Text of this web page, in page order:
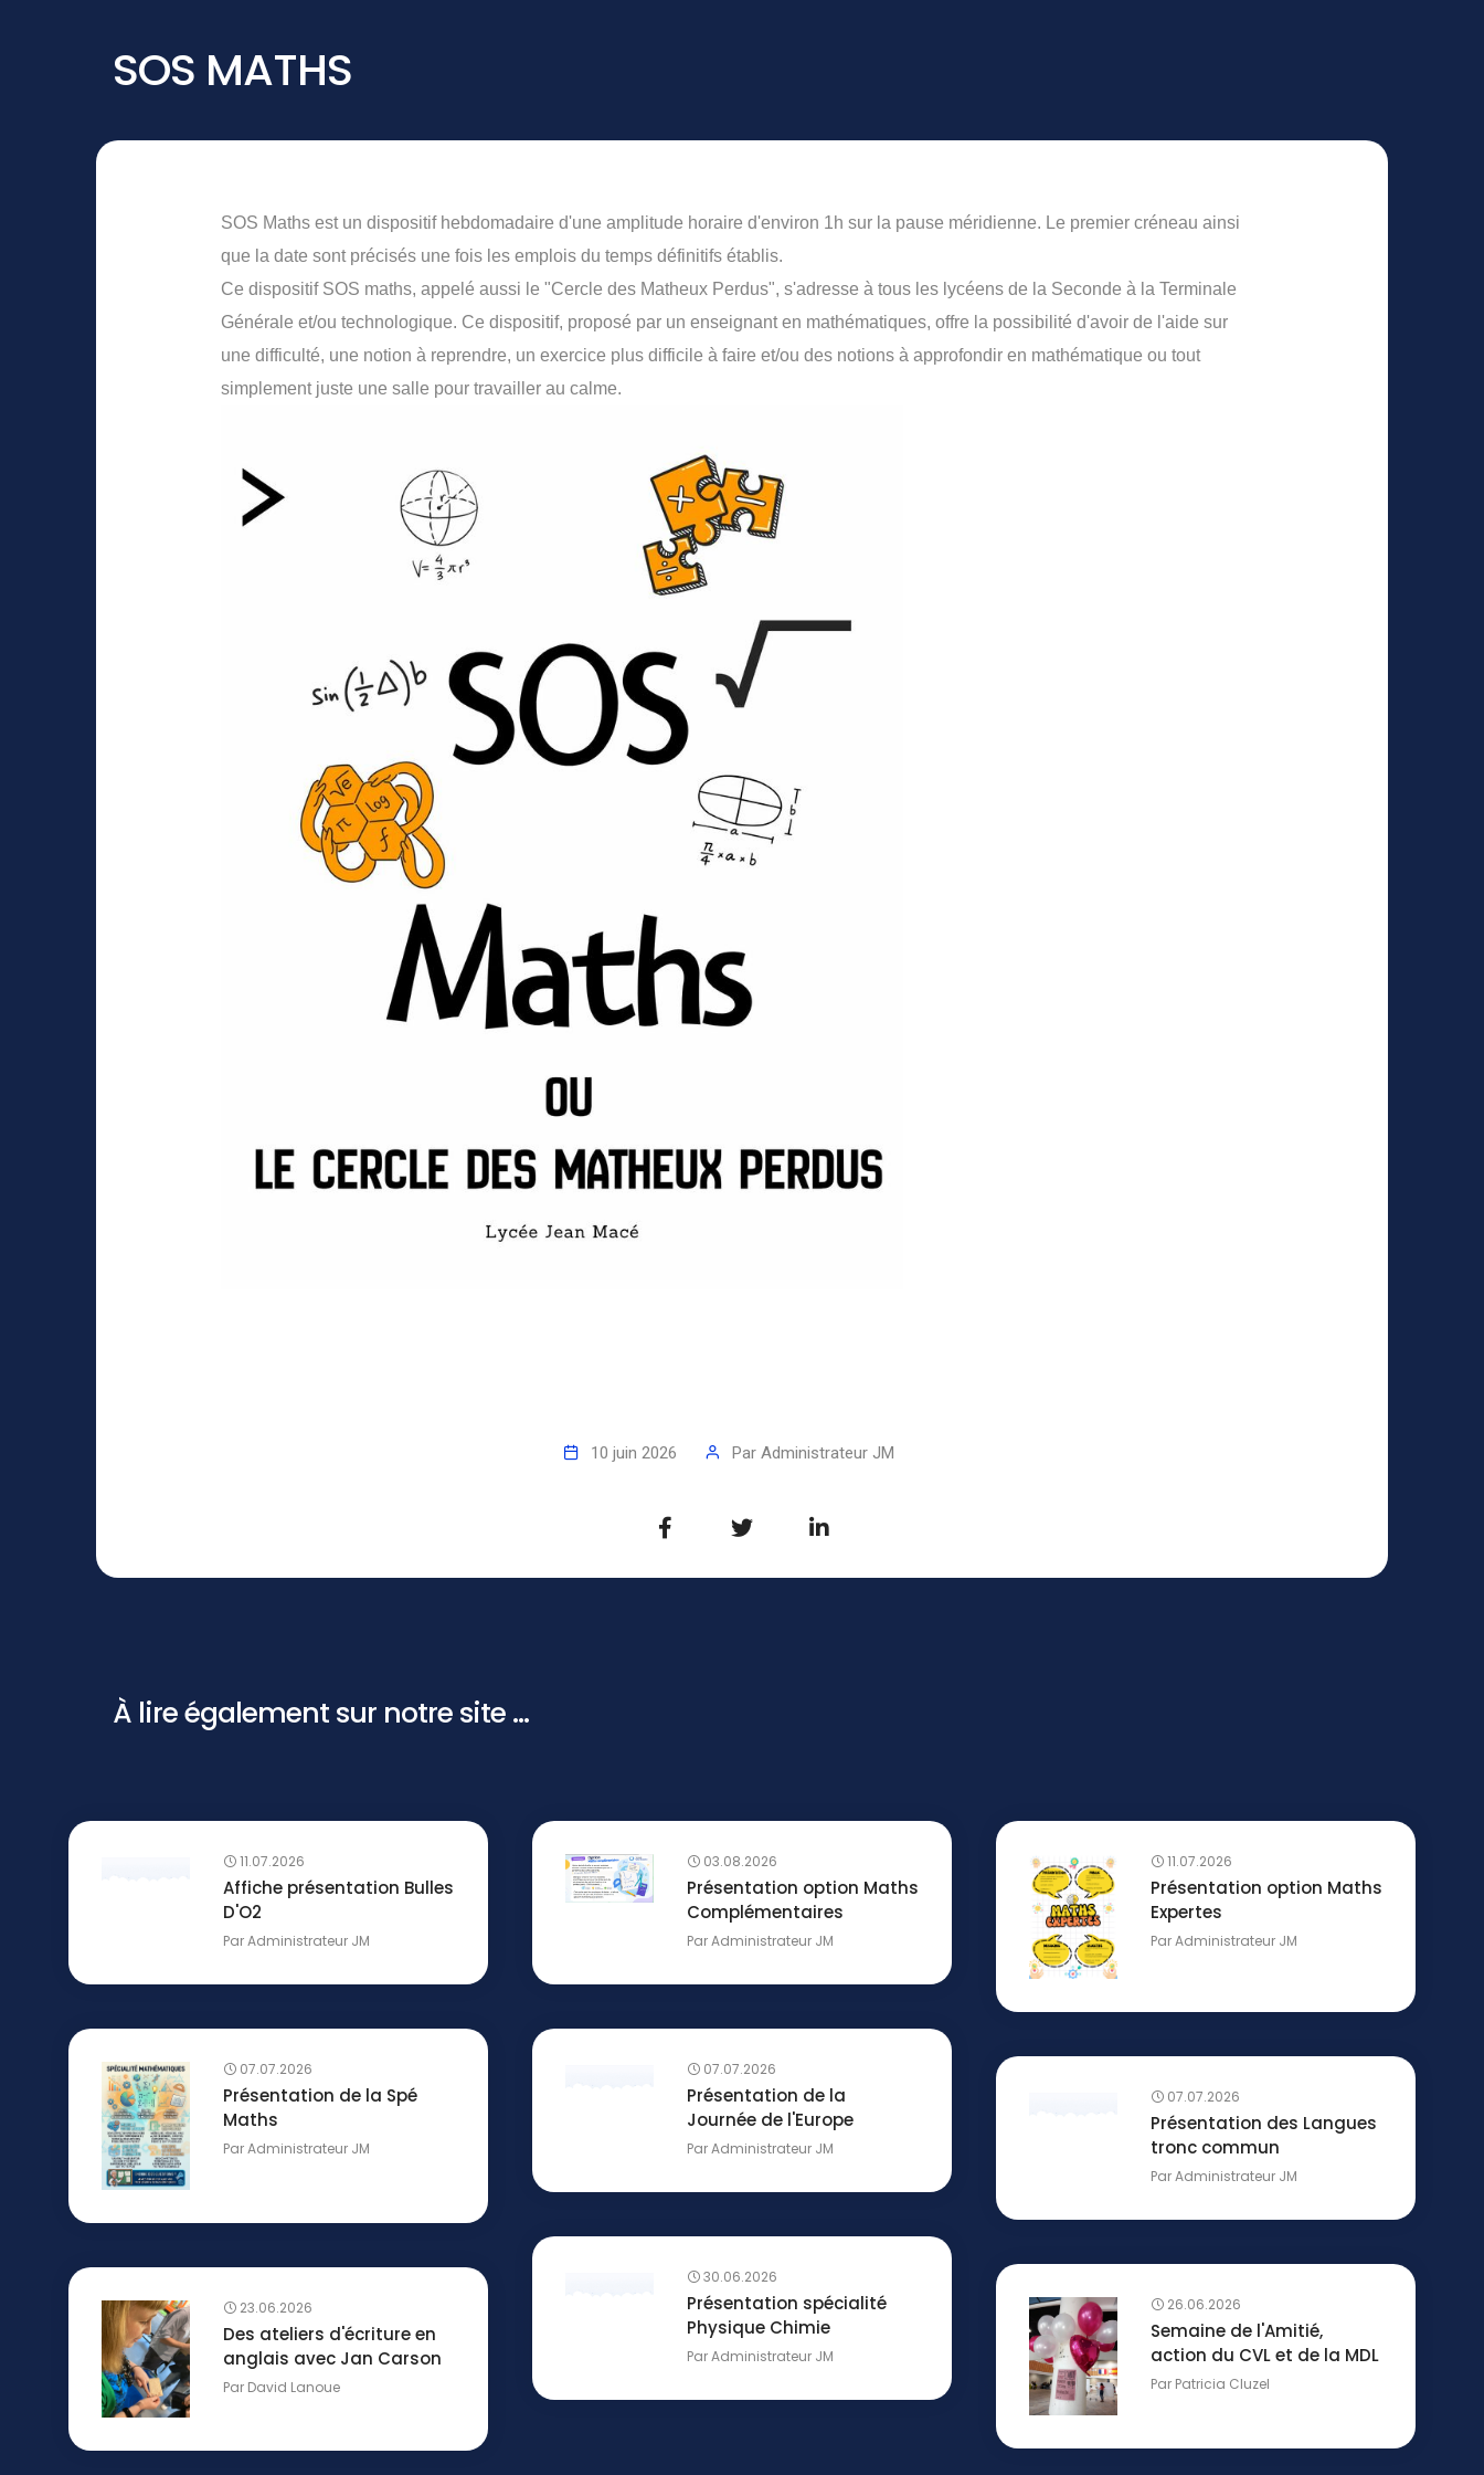
SOS MATHS
SOS Maths est un dispositif hebdomadaire d'une amplitude horaire d'environ 1h sur la pause méridienne. Le premier créneau ainsi
que la date sont précisés une fois les emplois du temps définitifs établis.
Ce dispositif SOS maths, appelé aussi le "Cercle des Matheux Perdus", s'adresse à tous les lycéens de la Seconde à la Terminale
Générale et/ou technologique. Ce dispositif, proposé par un enseignant en mathématiques, offre la possibilité d'avoir de l'aide sur
une difficulté, une notion à reprendre, un exercice plus difficile à faire et/ou des notions à approfondir en mathématique ou tout
simplement juste une salle pour travailler au calme.
10 juin 2026 Par Administrateur JM
À lire également sur notre site ...
11.07.2026
Affiche présentation Bulles
D'O2
ParAdministrateur JM
03.08.2026
Présentation option Maths
Complémentaires
ParAdministrateur JM
11.07.2026
Présentation option Maths
Expertes
ParAdministrateur JM
07.07.2026
Présentation de la Spé
Maths
ParAdministrateur JM
07.07.2026
Présentation de la
Journée de l'Europe
ParAdministrateur JM
07.07.2026
Présentation des Langues
tronc commun
ParAdministrateur JM
30.06.2026
Présentation spécialité
Physique Chimie
ParAdministrateur JM
26.06.2026
Semaine de l'Amitié,
action du CVL et de la MDL
Par Patricia Cluzel
23.06.2026
Des ateliers d'écriture en
anglais avec Jan Carson
Par David Lanoue